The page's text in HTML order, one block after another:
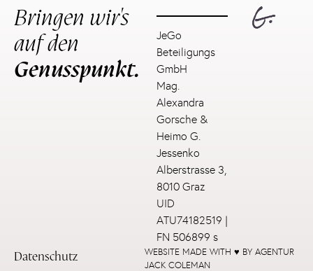
Bringen wir's
auf den
Genusspunkt.
JeGo
Beteiligungs
GmbH
Mag.
Alexandra
Gorsche &
Heimo G.
Jessenko
Alberstrasse 3,
8010 Graz
UID
ATU74182519 |
FN 506899 s
Datenschutz
WEBSITE MADE WITH ♥ BY AGENTUR
JACK COLEMAN